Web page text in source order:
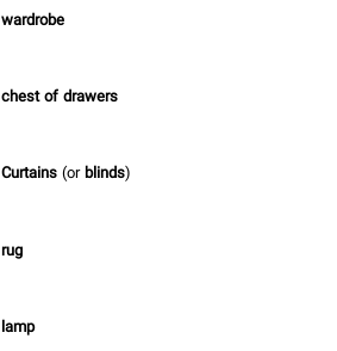
wardrobe
chest of drawers
Curtains(orblinds)
rug
lamp